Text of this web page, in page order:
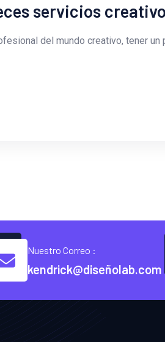
servicios
del mundo creativo, tener
Nuestro Correo :
kendrick@diseñolab.com